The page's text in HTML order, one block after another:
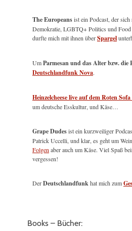
The Europeansist ein Podcast, der
Demokratie, LGBTQ+ Politics und
durfte mich mit ihnen überSpargel
UmParmesan und das Alter bzw. die
Deutschlandfunk Nova.
Heinzelcheese live auf dem Roten
um deutsche Esskultur, und Käse…
Grape Dudesist ein kurzweiliger
Patrick Uccelli, und klar, es geht um
Folgenaber auch um Käse. Viel Spaß
vergessen!
DerDeutschlandfunkhat mich zum
Books – Bücher: